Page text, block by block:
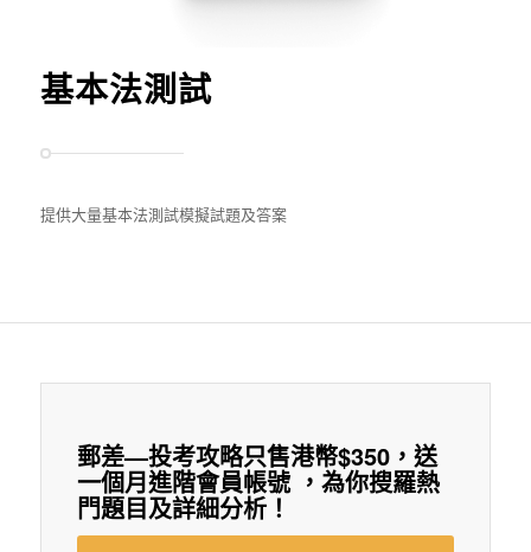
基本法測試
提供大量基本法測試模擬試題及答案
郵差—投考攻略只售港幣$350，送
一個月進階會員帳號 ，為你搜羅熱
門題目及詳細分析！